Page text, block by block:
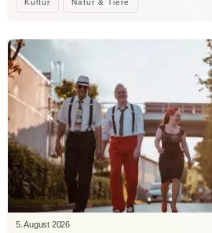
Kultur Natur & Tiere
5. August 2026